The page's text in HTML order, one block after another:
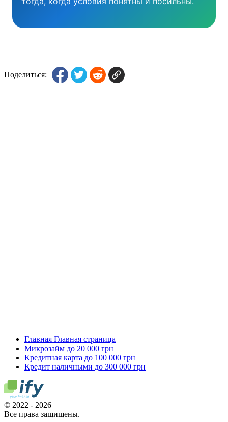
Поделиться:
Главная Главная страница
Микрозайм до 20 000 грн
Кредитная карта до 100 000 грн
Кредит наличными до 300 000 грн
© 2022 - 2026
Все права защищены.